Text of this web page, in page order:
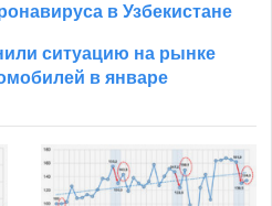
в Узбекистане
ситуацию на рынке
в январе